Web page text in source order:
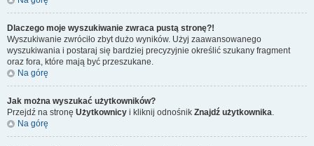
Dlaczego moje wyszukiwanie zwraca pustą stronę?!
Wyszukiwanie zwróciło zbyt dużo wyników. Użyj zaawansowanego
wyszukiwania i postaraj się bardziej precyzyjnie określić szukany fragment
oraz fora, które mają być przeszukane.
Na górę
Jak można wyszukać użytkowników?
Przejdź na stronę Użytkownicy i kliknij odnośnik Znajdź użytkownika.
Na górę